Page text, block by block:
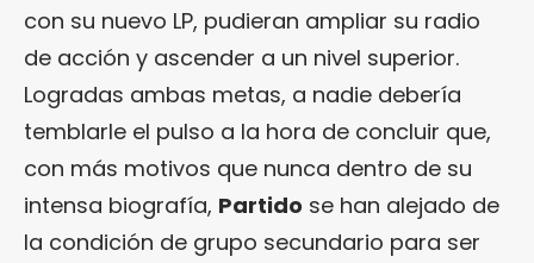
con su nuevo LP, pudieran ampliar su radio
de acción y ascender a un nivel superior.
Logradas ambas metas, a nadie debería
temblarle el pulso a la hora de concluir que,
con más motivos que nunca dentro de su
intensa biografía, Partido se han alejado de
la condición de grupo secundario para ser